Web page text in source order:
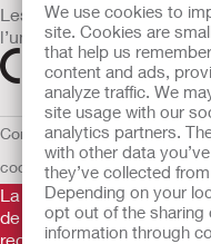
We use cookies to
site. Cookies are
that help us
content and ads,
analyze traffic. We
site usage with our
analytics partners.
with other data
they’ve collected
Depending on your
opt out of the sharing
information through
Les dispositifs médicaux
l’un des symboles
Conditions d'utilisation
cookies UE Avis au
La Gamme de produits
de dispositifs
recueil des effluents. Il